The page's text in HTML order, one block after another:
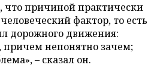
причиной практически
фактор, то есть
дорожного движения:
непонятно зачем;
– сказал он.